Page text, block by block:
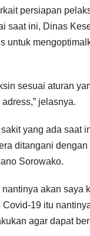
persiapan
saat ini, Dinas
untuk
sesuai aturan
jelasnya.
yang ada saat
ditangani
Sorowako.
akan saya
19 itu
agar dapat